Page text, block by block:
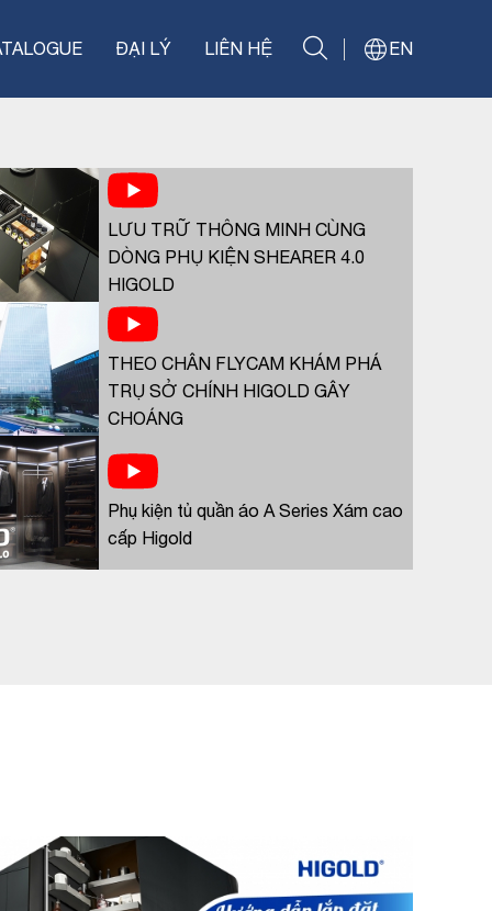
ĐẠI LÝ LIÊN HỆ EN
LƯU TRỮ THÔNG MINH CÙNG
DÒNG PHỤ KIỆN SHEARER 4.0
HIGOLD
THEO CHÂN FLYCAM KHÁM PHÁ
TRỤ SỞ CHÍNH HIGOLD GÂY
CHOÁNG
Phụ kiện tủ quần áo A Series Xám cao
cấp Higold